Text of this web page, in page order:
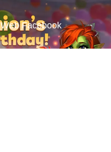
Facebook